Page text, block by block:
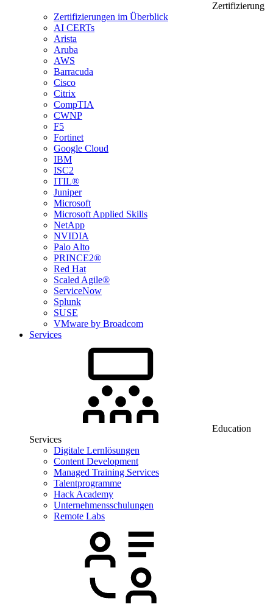
Zertifizierung
Zertifizierungen im Überblick
AI CERTs
Arista
Aruba
AWS
Barracuda
Cisco
Citrix
CompTIA
CWNP
F5
Fortinet
Google Cloud
IBM
ISC2
ITIL®
Juniper
Microsoft
Microsoft Applied Skills
NetApp
NVIDIA
Palo Alto
PRINCE2®
Red Hat
Scaled Agile®
ServiceNow
Splunk
SUSE
VMware by Broadcom
Services
Education
Services
Digitale Lernlösungen
Content Development
Managed Training Services
Talentprogramme
Hack Academy
Unternehmensschulungen
Remote Labs